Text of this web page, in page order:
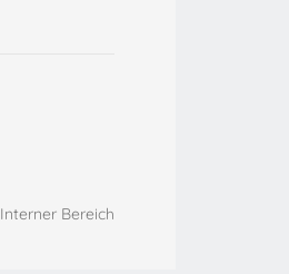
Interner Bereich